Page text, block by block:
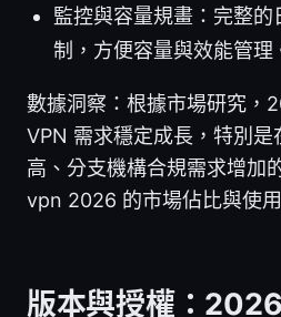
監控與容量規畫：完整
制，方便容量與效能管理
數據洞察：根據市場研究，
VPN 需求穩定成長，特別是
高、分支機構合規需求增加
vpn 2026 的市場佔比與使
版本與授權：